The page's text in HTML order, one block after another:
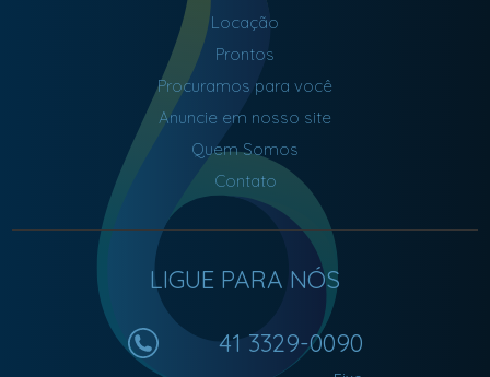
Locação
Prontos
Procuramos para você
Anuncie em nosso site
Quem Somos
Contato
LIGUE PARA NÓS
41 3329-0090